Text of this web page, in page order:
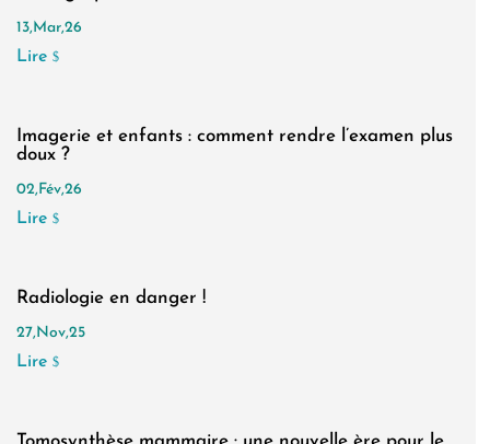
13,Mar,26
Lire $
Imagerie et enfants : comment rendre l’examen plus
doux ?
02,Fév,26
Lire $
Radiologie en danger !
27,Nov,25
Lire $